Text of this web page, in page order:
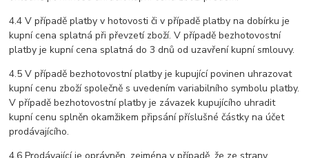
4.4 V případě platby v hotovosti či v případě platby na dobírku je
kupní cena splatná při převzetí zboží. V případě bezhotovostní
platby je kupní cena splatná do 3 dnů od uzavření kupní smlouvy.
4.5 V případě bezhotovostní platby je kupující povinen uhrazovat
kupní cenu zboží společně s uvedením variabilního symbolu platby.
V případě bezhotovostní platby je závazek kupujícího uhradit
kupní cenu splněn okamžikem připsání příslušné částky na účet
prodávajícího.
4.6 Prodávající je oprávněn, zejména v případě, že ze strany